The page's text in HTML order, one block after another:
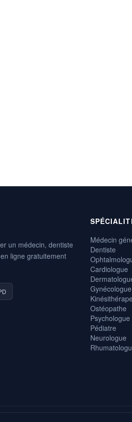
un médecin, dentiste
ligne gratuitement
Médecin
Dentiste
Cardiologue
Gynécologue
Ostéopathe
Psychologue
Pédiatre
Neurologue